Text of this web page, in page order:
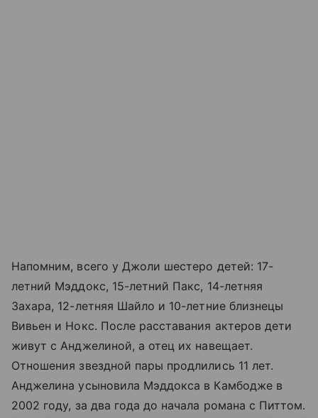
Напомним, всего у Джоли шестеро детей: 17-
летний Мэддокс, 15-летний Пакс, 14-летняя
Захара, 12-летняя Шайло и 10-летние близнецы
Вивьен и Нокс. После расставания актеров дети
живут с Анджелиной, а отец их навещает.
Отношения звездной пары продлились 11 лет.
Анджелина усыновила Мэддокса в Камбодже в
2002 году, за два года до начала романа с Питтом.